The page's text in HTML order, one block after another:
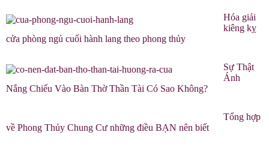
Hóa giải
kiêng kỵ
cửa phòng ngủ cuối hành lang theo phong thủy
Sự Thật
Ánh
Nắng Chiếu Vào Bàn Thờ Thần Tài Có Sao Không?
Tổng hợp
về Phong Thủy Chung Cư những điều BẠN nên biết